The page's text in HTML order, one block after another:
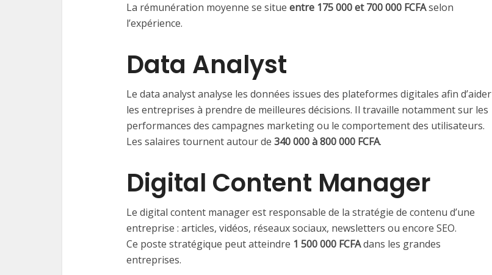
La rémunération moyenne se situe entre 175 000 et 700 000 FCFAselon
l’expérience.
Data Analyst
Le data analyst analyse les données issues des plateformes digitales afin d’aider
les entreprises à prendre de meilleures décisions. Il travaille notamment sur les
performances des campagnes marketing ou le comportement des utilisateurs.
Les salaires tournent autour de 340 000 à 800 000 FCFA.
Digital Content Manager
Le digital content manager est responsable de la stratégie de contenu d’une
entreprise : articles, vidéos, réseaux sociaux, newsletters ou encore SEO.
Ce poste stratégique peut atteindre 1 500 000 FCFAdans les grandes
entreprises.